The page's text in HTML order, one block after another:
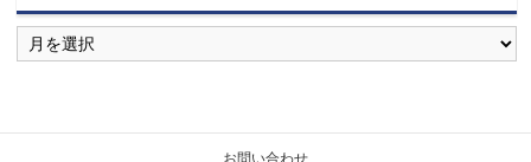
ア
ー
カ
お問い合わせ